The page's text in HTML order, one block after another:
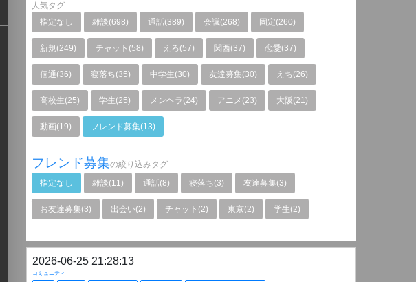
人気タグ
指定なし
雑談(698) 通話(389) 会議(268) 固定(260)
新規(249) チャット(58) えろ(57) 関西(37) 恋愛(37)
個通(36) 寝落ち(35) 中学生(30) 友達募集(30) えち(26)
高校生(25) 学生(25) メンヘラ(24) アニメ(23) 大阪(21)
動画(19) フレンド募集(13)
フレンド募集の絞り込みタグ
指定なし
雑談(11) 通話(8) 寝落ち(3) 友達募集(3)
お友達募集(3) 出会い(2) チャット(2) 東京(2) 学生(2)
2026-06-25 21:28:13
コミュニティ